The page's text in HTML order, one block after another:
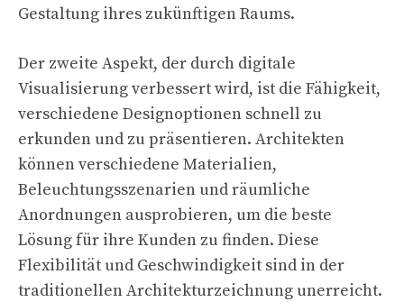
Gestaltung ihres zukünftigen Raums.
Der zweite Aspekt, der durch digitale
Visualisierung verbessert wird, ist die Fähigkeit,
verschiedene Designoptionen schnell zu
erkunden und zu präsentieren. Architekten
können verschiedene Materialien,
Beleuchtungsszenarien und räumliche
Anordnungen ausprobieren, um die beste
Lösung für ihre Kunden zu finden. Diese
Flexibilität und Geschwindigkeit sind in der
traditionellen Architekturzeichnung unerreicht.